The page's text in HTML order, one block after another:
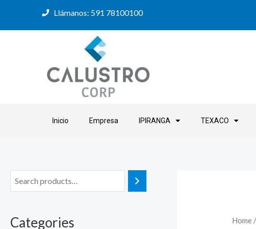
Llámanos: 591 78100100
Inicio Empresa IPIRANGA TEXACO
Categories Home/